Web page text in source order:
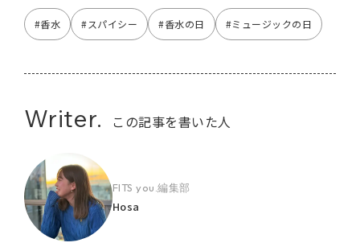
#香水 #スパイシー #香水の日 #ミュージックの日
Writer. この記事を書いた人
FITS you.編集部
Hosa